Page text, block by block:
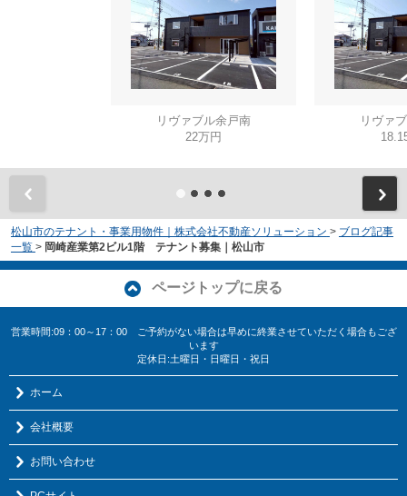
リヴァブル余戸南
22万円
リヴァ
松山市のテナント・事業用物件｜株式会社不動産ソリューション > ブログ記事
一覧 > 岡崎産業第2ビル1階 テナント募集｜松山市
ページトップに戻る
営業時間:09：00～17：00 ご予約がない場合は早めに終業させていただく場合もござ
います
定休日:土曜日・日曜日・祝日
ホーム
会社概要
お問い合わせ